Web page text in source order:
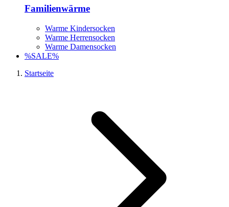
Familienwärme
Warme Kindersocken
Warme Herrensocken
Warme Damensocken
%SALE%
Startseite